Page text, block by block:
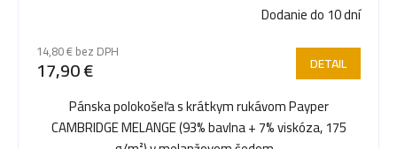
Dodanie do 10 dní
14,80 € bez DPH
17,90 € DETAIL
Pánska polokošeľa s krátkym rukávom Payper
CAMBRIDGE MELANGE (93% bavlna + 7% viskóza, 175